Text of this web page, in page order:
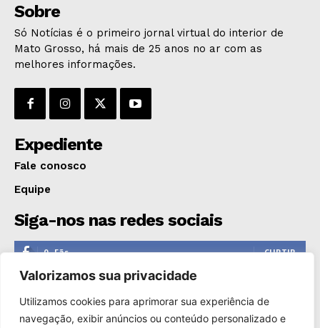
Valorizamos sua privacidade
Utilizamos cookies para aprimorar sua experiência de
navegação, exibir anúncios ou conteúdo personalizado e
Sobre
Só Notícias é o primeiro jornal virtual do interior de
Mato Grosso, há mais de 25 anos no ar com as
melhores informações.
Expediente
Fale conosco
Equipe
Siga-nos nas redes sociais
0 Fãs CURTIR
0 Seguidores